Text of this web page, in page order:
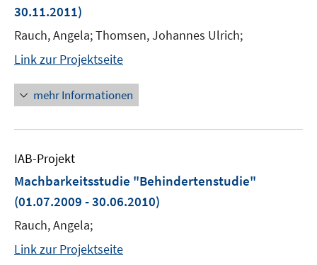
30.11.2011)
Rauch, Angela; Thomsen, Johannes Ulrich;
Link zur Projektseite
mehr Informationen
IAB-Projekt
Machbarkeitsstudie "Behindertenstudie"
(01.07.2009 - 30.06.2010)
Rauch, Angela;
Link zur Projektseite